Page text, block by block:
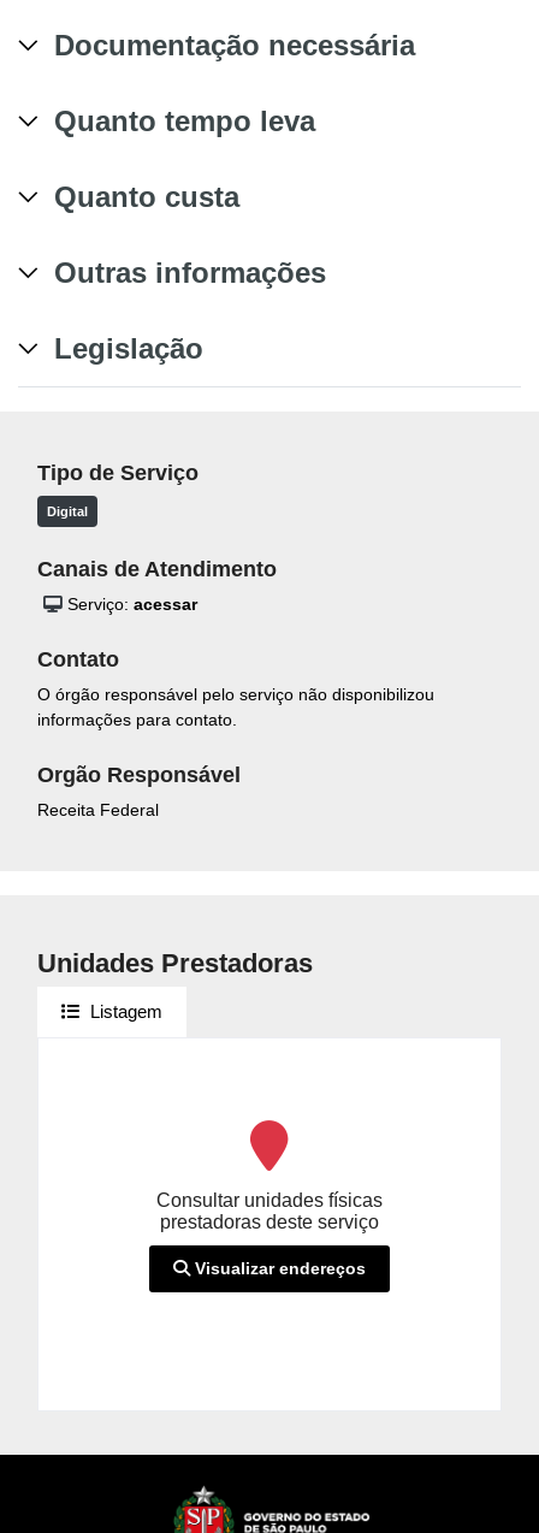
Documentação necessária
Quanto tempo leva
Quanto custa
Outras informações
Legislação
Tipo de Serviço
Digital
Canais de Atendimento
Serviço: acessar
Contato
O órgão responsável pelo serviço não disponibilizou
informações para contato.
Orgão Responsável
Receita Federal
Unidades Prestadoras
Listagem
Consultar unidades físicas
prestadoras deste serviço
Visualizar endereços